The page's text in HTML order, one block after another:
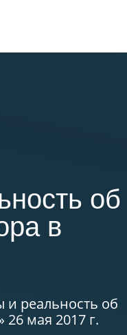
об
в
реальность об
26 мая 2017 г.